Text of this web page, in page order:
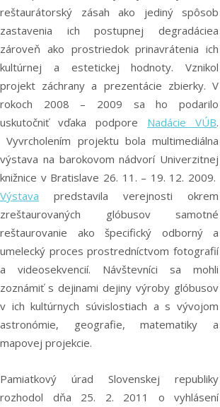
reštaurátorský zásah ako jediný spôsob
zastavenia ich postupnej degradáciea
zároveň ako prostriedok prinavrátenia ich
kultúrnej a estetickej hodnoty. Vznikol
projekt záchrany a prezentácie zbierky. V
rokoch 2008 – 2009 sa ho podarilo
uskutočniť vďaka podpore Nadácie VÚB.
Vyvrcholením projektu bola multimediálna
výstava na barokovom nádvorí Univerzitnej
knižnice v Bratislave 26. 11. – 19. 12. 2009.
Výstava predstavila verejnosti okrem
zreštaurovaných glóbusov samotné
reštaurovanie ako špecifický odborný a
umelecký proces prostredníctvom fotografií
a videosekvencií. Návštevníci sa mohli
zoznámiť s dejinami dejiny výroby glóbusov
v ich kultúrnych súvislostiach a s vývojom
astronómie, geografie, matematiky a
mapovej projekcie.
Pamiatkový úrad Slovenskej republiky
rozhodol dňa 25. 2. 2011 o vyhlásení